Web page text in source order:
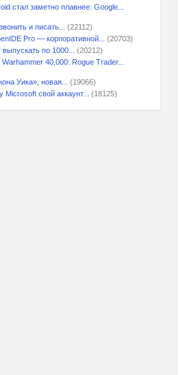
стал заметно плавнее: Google...
и писать...
(22112)
Pro — корпоративной...
(20703)
по 1000...
(20212)
40,000: Rogue Trader...
Уика», новая...
(19066)
Microsoft свой аккаунт...
(18125)